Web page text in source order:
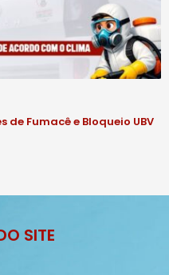
Fumacê e Bloqueio UBV
SITE